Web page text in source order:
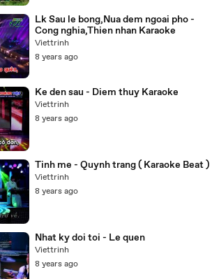
Lk Sau le bong,Nua dem ngoai pho -
Cong nghia,Thien nhan Karaoke
Viettrinh
8 years ago
Ke den sau - Diem thuy Karaoke
Viettrinh
8 years ago
Tinh me - Quynh trang ( Karaoke Beat )
Viettrinh
8 years ago
Nhat ky doi toi - Le quen
Viettrinh
8 years ago